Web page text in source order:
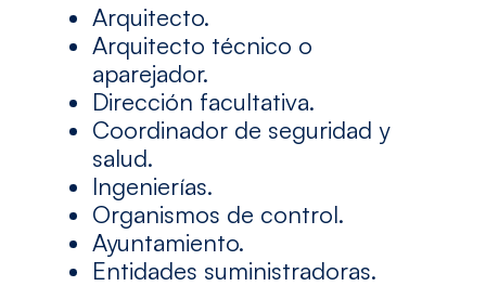
Arquitecto.
Arquitecto técnico o
aparejador.
Dirección facultativa.
Coordinador de seguridad y
salud.
Ingenierías.
Organismos de control.
Ayuntamiento.
Entidades suministradoras.